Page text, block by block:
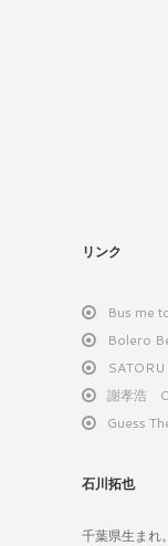
リンク
Bus me
Bolero
謝孝浩
Guess
石川拓也
千葉県生まれ